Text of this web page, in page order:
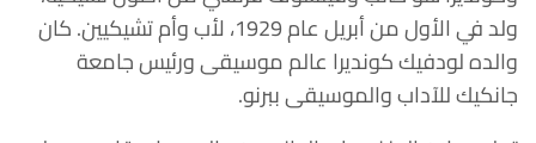
ولد في الأول من أبريل عام 1929، لأب وأم تشيكيين. كان
والده لودفيك كونديرا عالم موسيقى ورئيس جامعة
جانكيك للآداب والموسيقى ببرنو.